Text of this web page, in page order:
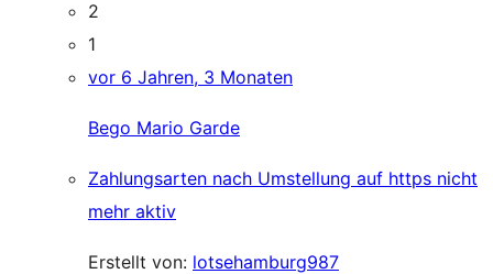
2
1
vor 6 Jahren, 3 Monaten
Bego Mario Garde
Zahlungsarten nach Umstellung auf https nicht
mehr aktiv
Erstellt von: lotsehamburg987